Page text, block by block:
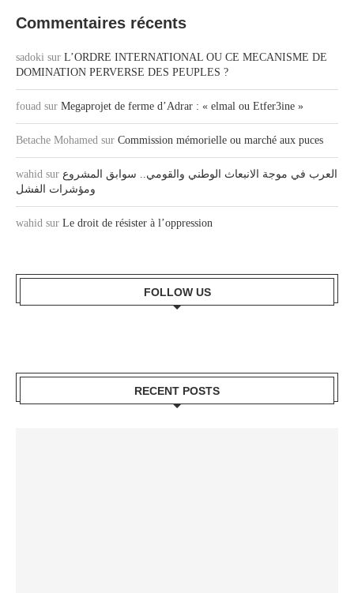
Commentaires récents
sadoki sur L’ORDRE INTERNATIONAL OU CE MECANISME DE
DOMINATION PERVERSE DES PEUPLES ?
fouad sur Megaprojet de ferme d’Adrar : « elmal ou Etfer3ine »
Betache Mohamed sur Commission mémorielle ou marché aux puces
wahid sur العرب في موجة الانبعاث الوطني والقومي.. سوابق المشروع
ومؤشرات الفشل
wahid sur Le droit de résister à l’oppression
FOLLOW US
RECENT POSTS